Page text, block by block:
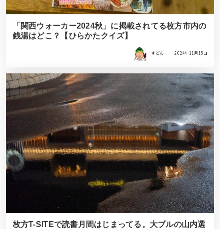
「関西ウォーカー2024秋」に掲載されてる枚方市内の
銭湯はどこ？【ひらかたクイズ】
すどん 2024年11月15日
枚方T-SITEで読書月間はじまってる。大ブルの山内選